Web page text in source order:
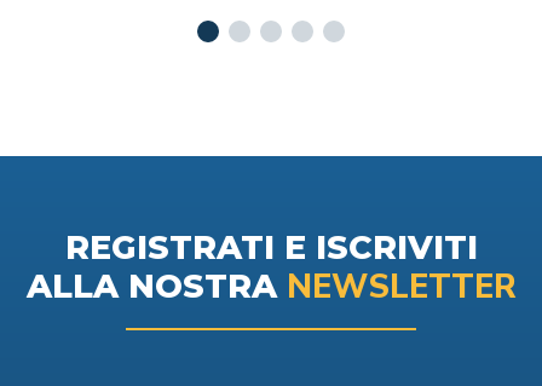
REGISTRATI E ISCRIVITI
ALLA NOSTRA NEWSLETTER